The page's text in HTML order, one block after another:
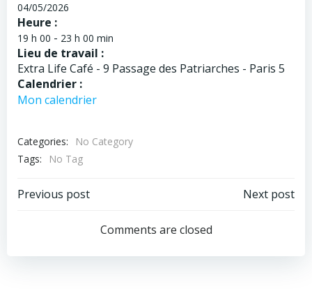
04/05/2026
Heure :
19 h 00 - 23 h 00 min
Lieu de travail :
Extra Life Café - 9 Passage des Patriarches - Paris 5
Calendrier :
Mon calendrier
Categories:
No Category
Tags:
No Tag
Navigation
l’article
Previous post
Navigation
de
l’article
Next post
Comments are closed